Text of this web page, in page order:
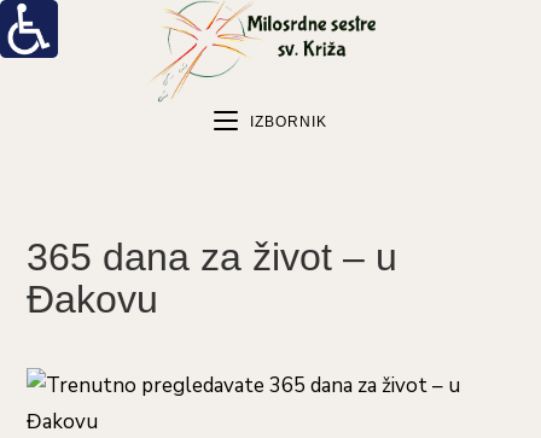
IZBORNIK
365 dana za život – u
Đakovu